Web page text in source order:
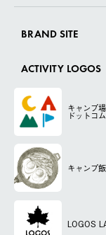
BRAND SITE
ACTIVITY LOGOS
キャンプ場
ドットコム
キャンプ飯
LOGOS